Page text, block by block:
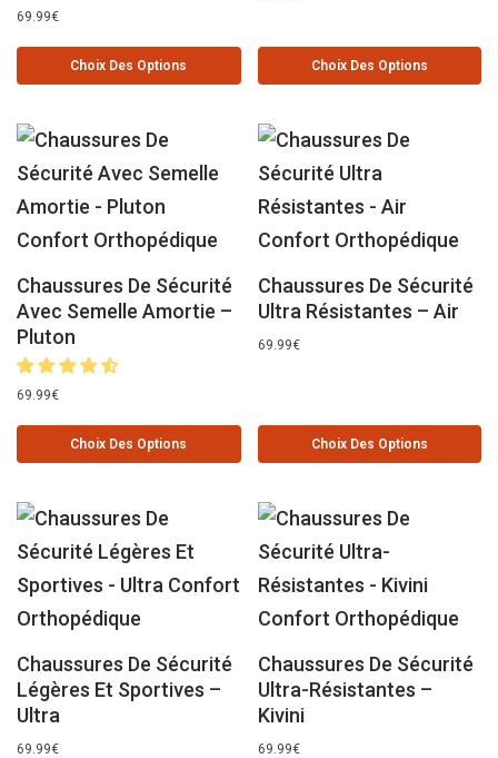
69.99€
Choix Des Options Choix Des Options
Chaussures De Sécurité
Avec Semelle Amortie –
Pluton
69.99€
Choix Des Options
Chaussures De Sécurité
Ultra Résistantes – Air
69.99€
Choix Des Options
Chaussures De Sécurité
Légères Et Sportives –
Ultra
69.99€
Chaussures De Sécurité
Ultra-Résistantes –
Kivini
69.99€